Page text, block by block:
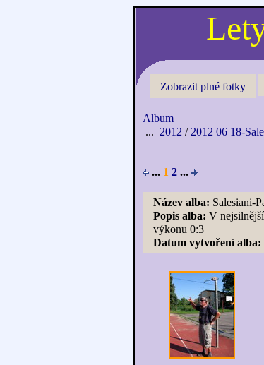
Zobrazit plné fotky
Album
... 2012 / 2012 06 18-
... 1 2 ...
Název alba: Salesiani-
Popis alba: V
výkonu 0:3
Datum vytvoření alba: